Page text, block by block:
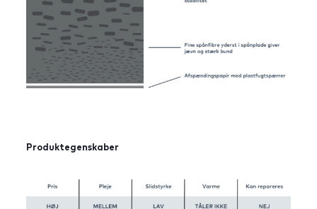
Produktegenskaber